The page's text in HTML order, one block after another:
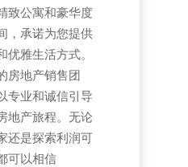
致公寓和豪华度
，承诺为您提供
雅生活方式。
房地产销售团
专业和诚信引导
地产旅程。无论
还是探索利润可
可以相信